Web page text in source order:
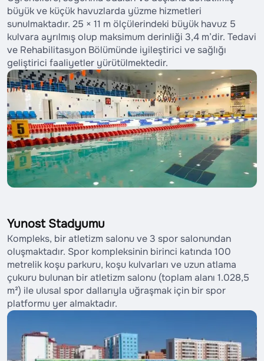
büyük ve küçük havuzlarda yüzme hizmetleri
sunulmaktadır. 25 × 11 m ölçülerindeki büyük havuz 5
kulvara ayrılmış olup maksimum derinliği 3,4 m’dir. Tedavi
ve Rehabilitasyon Bölümünde iyileştirici ve sağlığı
geliştirici faaliyetler yürütülmektedir.
Yunost Stadyumu
Kompleks, bir atletizm salonu ve 3 spor salonundan
oluşmaktadır. Spor kompleksinin birinci katında 100
metrelik koşu parkuru, koşu kulvarları ve uzun atlama
çukuru bulunan bir atletizm salonu (toplam alanı 1.028,5
m²) ile ulusal spor dallarıyla uğraşmak için bir spor
platformu yer almaktadır.